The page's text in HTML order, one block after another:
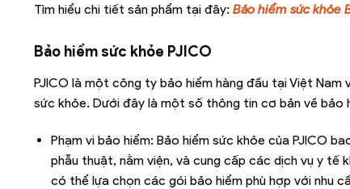
Tìm hiểu chi tiết sản phẩm tại đây: Bảo hiểm sức khỏe
Bảo hiểm sức khỏe PJICO
PJICO là một công ty bảo hiểm hàng đầu tại Việt
sức khỏe. Dưới đây là một số thông tin cơ bản về bảo
Phạm vi bảo hiểm: Bảo hiểm sức khỏe của PJICO
phẫu thuật, nằm viện, và cung cấp các dịch vụ y
có thể lựa chọn các gói bảo hiểm phù hợp với nhu